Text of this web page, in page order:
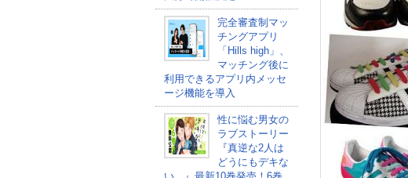
完全審査制マッ
チングアプリ
「Hills high」、
マッチング後に
利用できるアプリ内メッセ
ージ機能を導入
性に悩む男女の
ラブストーリー
『真逆な2人は
どうにもデキな